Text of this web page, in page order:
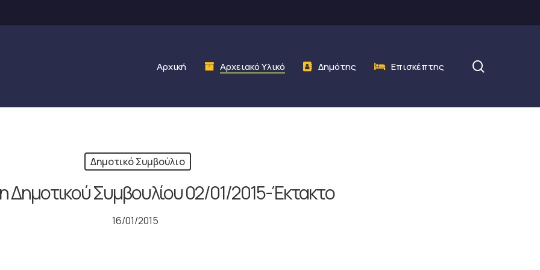
Αρχική Αρχειακό Υλικό Δημότης Επισκέπτης
Δημοτικό Συμβούλιο
Δημοτικού Συμβουλίου 02/01/2015-Έκτακτo
16/01/2015